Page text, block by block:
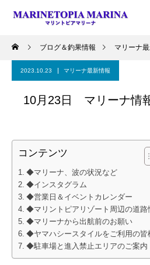
ブログ＆釣果情報 マリーナ
2023.10.23 マリーナ最新情報
10月23日 マリーナ情
コンテンツ
◆マリーナ、波の状況など
◆インスタグラム
◆営業日＆イベントカレンダー
◆マリントピアリゾート周辺の道路
◆マリーナから出航前のお願い
◆ヤマハシースタイルをご利用の皆
◆駐車場と進入禁止エリアのご案内